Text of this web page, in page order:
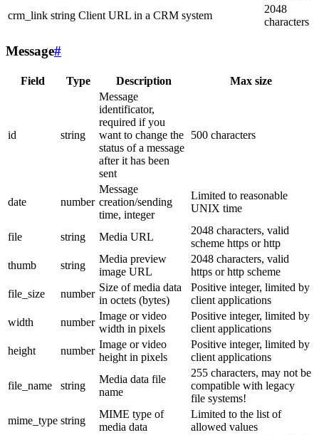
crm_link string Client URL in a CRM system
2048
characters
Message#
Field Type Description Max size
id string
Message
identificator,
required if you
want to change the
status of a message
after it has been
sent
500 characters
date number
Message
creation/sending
time, integer
Limited to reasonable
UNIX time
file string Media URL
2048 characters, valid
scheme https or http
thumb
string
Media preview
image URL
2048 characters, valid
https or http scheme
file_size
number
Size of media data
in octets (bytes)
Positive integer, limited by
client applications
width
number
Image or video
width in pixels
Positive integer, limited by
client applications
height
number
Image or video
height in pixels
Positive integer, limited by
client applications
file_name string
Media data file
name
255 characters, may not be
compatible with legacy
file systems!
mime_type string
MIME type of
media data
Limited to the list of
allowed values